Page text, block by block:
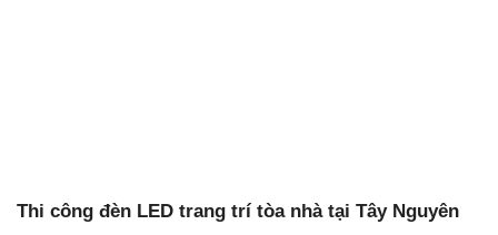
Thi công đèn LED trang trí tòa nhà tại Tây Nguyên